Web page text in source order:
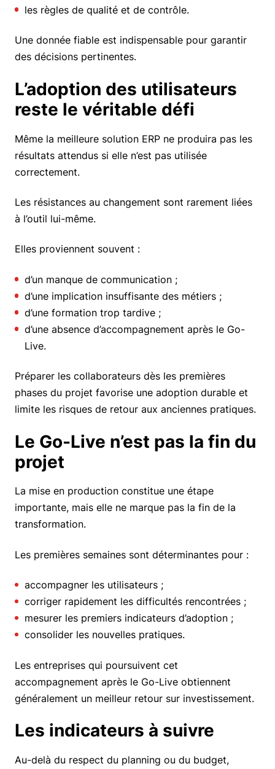
les règles de qualité et de contrôle.
Une donnée fiable est indispensable pour garantir
des décisions pertinentes.
L’adoption des utilisateurs
reste le véritable défi
Même la meilleure solution ERP ne produira pas les
résultats attendus si elle n’est pas utilisée
correctement.
Les résistances au changement sont rarement liées
à l’outil lui-même.
Elles proviennent souvent :
d’un manque de communication ;
d’une implication insuffisante des métiers ;
d’une formation trop tardive ;
d’une absence d’accompagnement après le Go-
Live.
Préparer les collaborateurs dès les premières
phases du projet favorise une adoption durable et
limite les risques de retour aux anciennes pratiques.
Le Go-Live n’est pas la fin du
projet
La mise en production constitue une étape
importante, mais elle ne marque pas la fin de la
transformation.
Les premières semaines sont déterminantes pour :
accompagner les utilisateurs ;
corriger rapidement les difficultés rencontrées ;
mesurer les premiers indicateurs d’adoption ;
consolider les nouvelles pratiques.
Les entreprises qui poursuivent cet
accompagnement après le Go-Live obtiennent
généralement un meilleur retour sur investissement.
Les indicateurs à suivre
Au-delà du respect du planning ou du budget,